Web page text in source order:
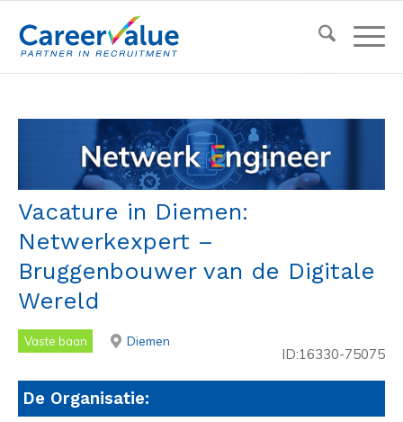
Vacature in Diemen:
Netwerkexpert –
Bruggenbouwer van de Digitale
Wereld
Vaste baan Diemen
ID:16330-75075
De Organisatie: